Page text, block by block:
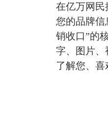
在亿万网民
您的品牌信
销收口”的
字、图片、
了解您、喜